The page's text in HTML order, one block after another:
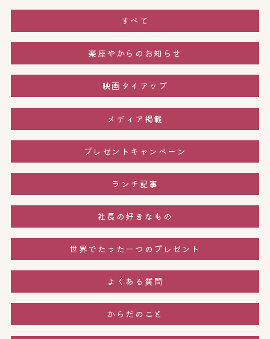
すべて
楽座やからのお知らせ
映画タイアップ
メディア掲載
プレゼントキャンペーン
ランチ記事
社長の好きなもの
世界でたった一つのプレゼント
よくある質問
からだのこと